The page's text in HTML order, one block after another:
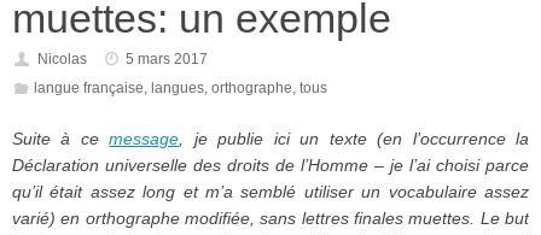
muettes: un exemple
Nicolas
5 mars 2017
langue française, langues, orthographe, tous
Suite à cemessage, je publie ici un texte (en l’occurrence la
Déclaration universelle des droits de l’Homme – je l’ai choisi parce
qu’il était assez long et m’a semblé utiliser un vocabulaire assez
varié) en orthographe modifiée, sans lettres finales muettes. Le but